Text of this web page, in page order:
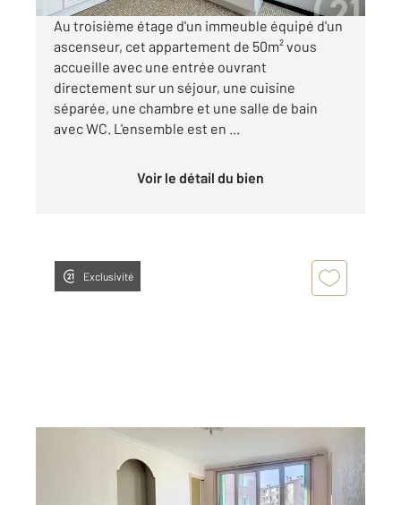
Au troisième étage d'un immeuble équipé d'un
ascenseur, cet appartement de 50m² vous
accueille avec une entrée ouvrant
directement sur un séjour, une cuisine
séparée, une chambre et une salle de bain
avec WC. L'ensemble est en ...
Voir le détail du bien
Exclusivité
, 4 pièces